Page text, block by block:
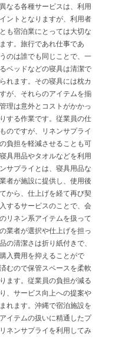
なる各種サービスは、利用
ントとなりますが、利用者
も宿泊業にとっては大切な
す。旅行であれ仕事であ
のは誰でも同じことで、一
ベッドなどの寝具は清潔で
れます。その寝具には枕カ
が、それらのアイテムを揃
理は意外とコストがかかっ
する作業です。従業員の仕
のですが、リネンサプライ
負担を軽減させることも可
具用品やタオルなどを利用
サプライとは、寝具用品な
者が施設に提供し、使用後
から、仕上げを経て再び契
するサービスのことで、会
リネン系アイテムを扱って
業者が選択や仕上げを担っ
の清潔さは折り紙付きで、
入費用を抑えることがで
むので保管スペースを柔軟
ます。従業員の負担が減る
、サービス向上への提案や
れます。沖縄で宿泊施設を
イテムの扱いに精通したプ
ネンサプライを利用してみ